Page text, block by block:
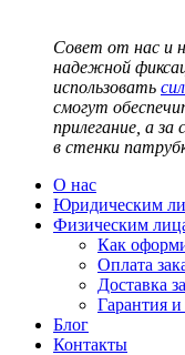
Совет от нас и
надежной
использовать
смогут
прилегание, а
в стенки
О нас
Юридическим
Физическим
Как
Оплата
Доставка
Гарантия и
Блог
Контакты